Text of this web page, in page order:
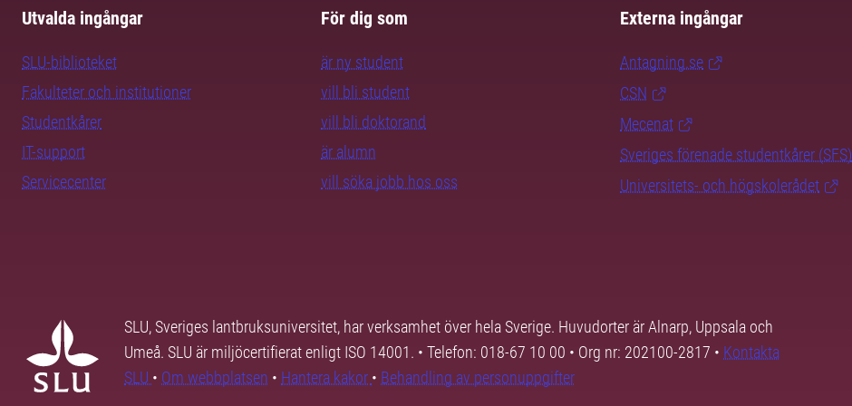
Utvalda ingångar
SLU-biblioteket
Fakulteter och institutioner
Studentkårer
IT-support
Servicecenter
För dig som
är ny student
vill bli student
vill bli doktorand
är alumn
vill söka jobb hos oss
Externa ingångar
Antagning.se
CSN
Mecenat
Sveriges förenade studentkårer (SFS)
Universitets- och högskolerådet
SLU, Sveriges lantbruksuniversitet, har verksamhet över hela Sverige. Huvudorter är Alnarp, Uppsala och
Umeå. SLU är miljöcertifierat enligt ISO 14001. • Telefon: 018-67 10 00 • Org nr: 202100-2817 • Kontakta
SLU • Om webbplatsen • Hantera kakor • Behandling av personuppgifter